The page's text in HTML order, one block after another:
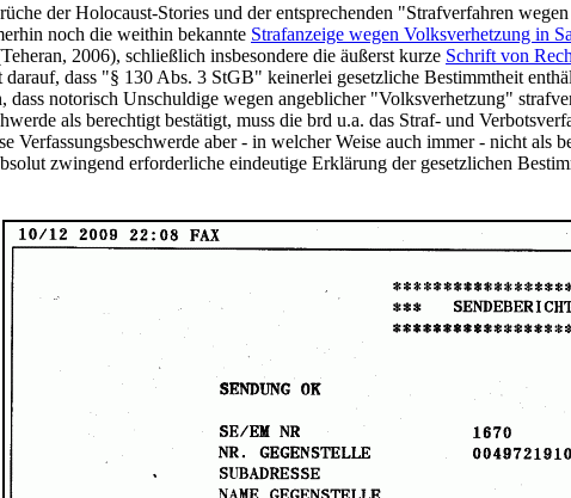
der Holocaust-Stories und der entsprechenden "Strafverfahren
noch die weithin bekannte Strafanzeige wegen Volksverhetzung in
2006), schließlich insbesondere die äußerst kurze Schrift von
dass "§ 130 Abs. 3 StGB" keinerlei gesetzliche Bestimmtheit
dass notorisch Unschuldige wegen angeblicher "Volksverhetzung"
als berechtigt bestätigt, muss die brd u.a. das Straf- und
Verfassungsbeschwerde aber - in welcher Weise auch immer - nicht
zwingend erforderliche eindeutige Erklärung der gesetzlichen